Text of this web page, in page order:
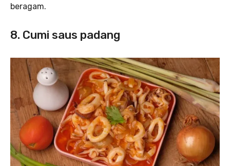
beragam.
8. Cumi saus padang